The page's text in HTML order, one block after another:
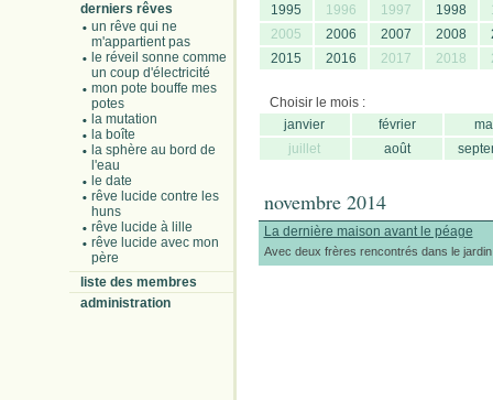
derniers rêves
un rêve qui ne
m'appartient pas
le réveil sonne comme
un coup d'électricité
mon pote bouffe mes
potes
la mutation
la boîte
la sphère au bord de
l'eau
le date
rêve lucide contre les
huns
rêve lucide à lille
rêve lucide avec mon
père
liste des membres
administration
1995
1996 1997 1998
2005
2006 2007 2008
2015
2016 2017 2018
Choisir le mois :
janvier
février
juillet
août
novembre 2014
La dernière maison avant le péage
Avec deux frères rencontrés dans le